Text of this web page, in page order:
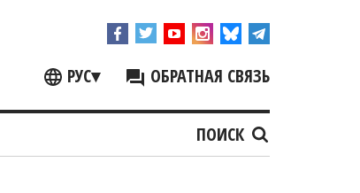
РУС▾ ОБРАТНАЯ СВЯЗЬ
ПОИСК